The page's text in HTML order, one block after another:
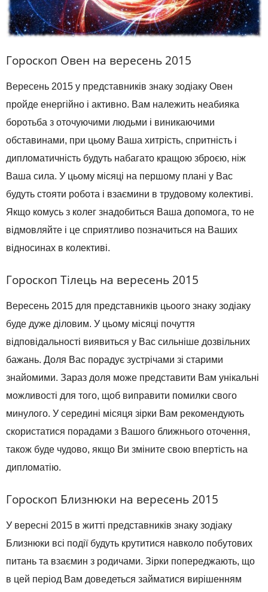
Гороскоп Овен на вересень 2015
Вересень 2015 у представників знаку зодіаку Овен
пройде енергійно і активно. Вам належить неабияка
боротьба з оточуючими людьми і виникаючими
обставинами, при цьому Ваша хитрість, спритність і
дипломатичність будуть набагато кращою зброєю, ніж
Ваша сила. У цьому місяці на першому плані у Вас
будуть стояти робота і взаємини в трудовому колективі.
Якщо комусь з колег знадобиться Ваша допомога, то не
відмовляйте і це сприятливо позначиться на Ваших
відносинах в колективі.
Гороскоп Тілець на вересень 2015
Вересень 2015 для представників цьоого знаку зодіаку
буде дуже діловим. У цьому місяці почуття
відповідальності виявиться у Вас сильніше дозвільних
бажань. Доля Вас порадує зустрічами зі старими
знайомими. Зараз доля може представити Вам унікальні
можливості для того, щоб виправити помилки свого
минулого. У середині місяця зірки Вам рекомендують
скористатися порадами з Вашого ближнього оточення,
також буде чудово, якщо Ви зміните свою впертість на
дипломатію.
Гороскоп Близнюки на вересень 2015
У вересні 2015 в житті представників знаку зодіаку
Близнюки всі події будуть крутитися навколо побутових
питань та взаємин з родичами. Зірки попереджають, що
в цей період Вам доведеться займатися вирішенням